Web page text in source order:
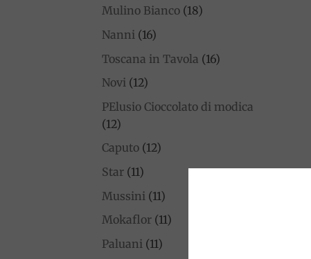
Mulino Bianco (18)
Nanni (16)
Toscana in Tavola (16)
Novi (12)
PElusio Cioccolato di modica
(12)
Caputo (12)
Star (11)
Mussini (11)
Mokaflor (11)
Paluani (11)